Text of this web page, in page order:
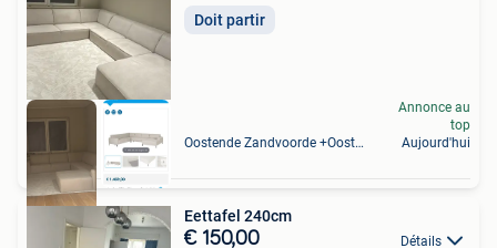
Doit partir
Oostende Zandvoorde +Oostende
Annonce au
top
Aujourd'hui
Eettafel 240cm
€ 150,00 Détails